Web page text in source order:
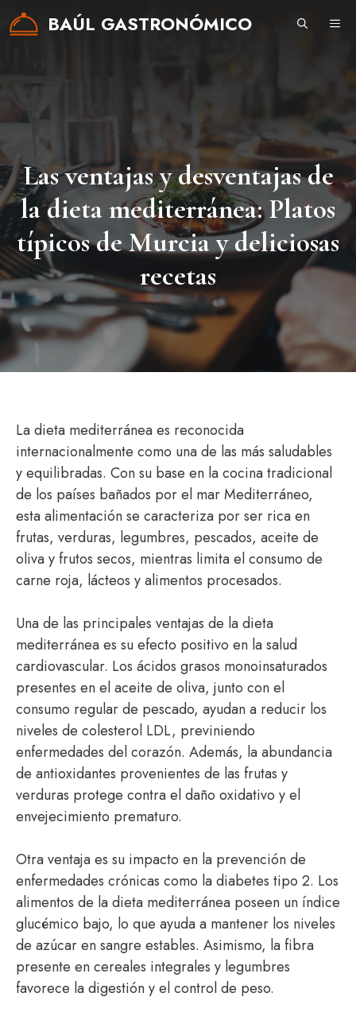
Saltar
BAÚL GASTRONÓMICO
Las ventajas y desventajas de
la dieta mediterránea: Platos
típicos de Murcia y deliciosas
recetas
La dieta mediterránea es reconocida
internacionalmente como una de las más saludables
y equilibradas. Con su base en la cocina tradicional
de los países bañados por el mar Mediterráneo,
esta alimentación se caracteriza por ser rica en
frutas, verduras, legumbres, pescados, aceite de
oliva y frutos secos, mientras limita el consumo de
carne roja, lácteos y alimentos procesados.
Una de las principales ventajas de la dieta
mediterránea es su efecto positivo en la salud
cardiovascular. Los ácidos grasos monoinsaturados
presentes en el aceite de oliva, junto con el
consumo regular de pescado, ayudan a reducir los
niveles de colesterol LDL, previniendo
enfermedades del corazón. Además, la abundancia
de antioxidantes provenientes de las frutas y
verduras protege contra el daño oxidativo y el
envejecimiento prematuro.
Otra ventaja es su impacto en la prevención de
enfermedades crónicas como la diabetes tipo 2. Los
alimentos de la dieta mediterránea poseen un índice
glucémico bajo, lo que ayuda a mantener los niveles
de azúcar en sangre estables. Asimismo, la fibra
presente en cereales integrales y legumbres
favorece la digestión y el control de peso.